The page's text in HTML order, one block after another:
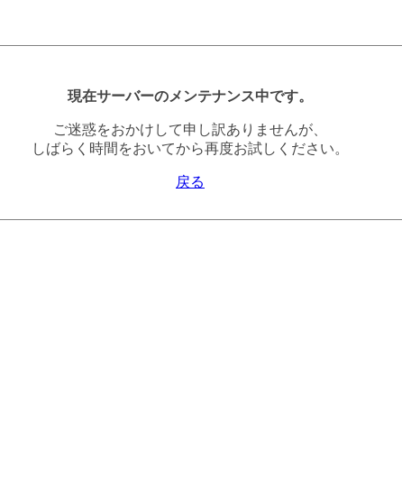
現在サーバーのメンテナンス中です。
ご迷惑をおかけして申し訳ありませんが、
しばらく時間をおいてから再度お試しください。
戻る